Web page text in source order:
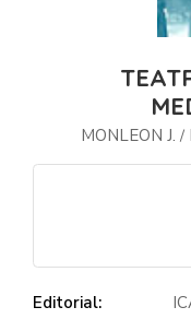
MONLEON J. /
Editorial: